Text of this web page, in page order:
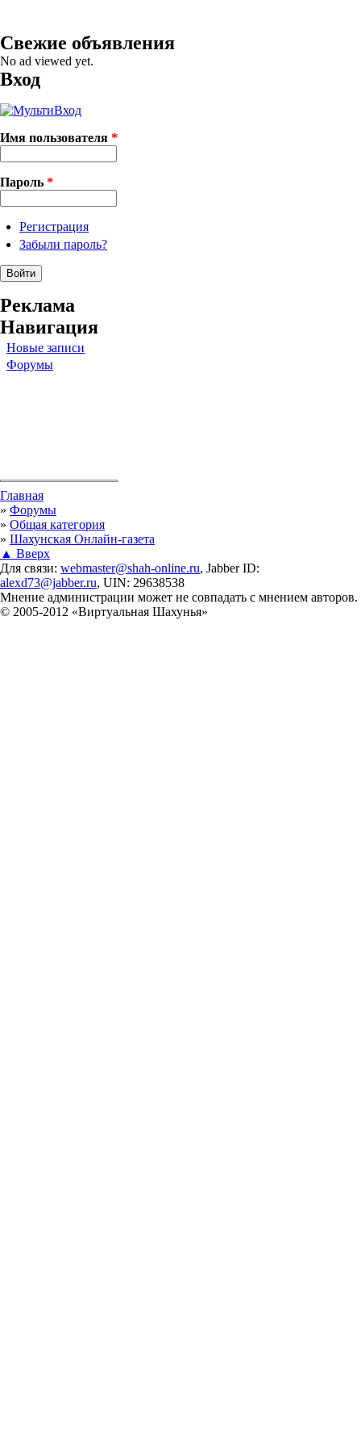
Свежие объявления
No ad viewed yet.
Вход
Имя пользователя *
Пароль *
Регистрация
Забыли пароль?
Реклама
Навигация
Новые записи
Форумы
Вы здесь
Главная
» Форумы
» Общая категория
» Шахунская Онлайн-газета
▲ Вверх
Для связи: webmaster@shah-online.ru, Jabber ID:
alexd73@jabber.ru, UIN: 29638538
Мнение администрации может не совпадать с мнением авторов.
© 2005-2012 «Виртуальная Шахунья»